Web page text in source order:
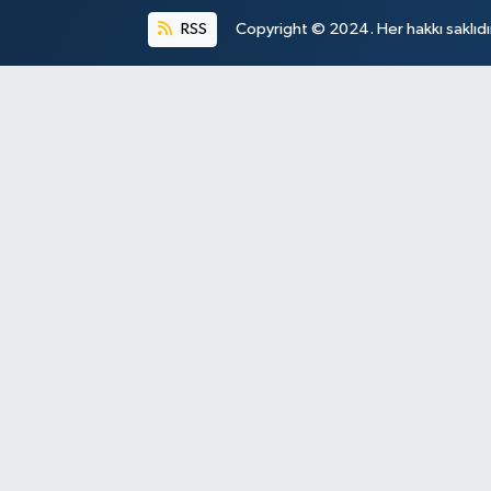
RSS Copyright © 2024. Her hakkı